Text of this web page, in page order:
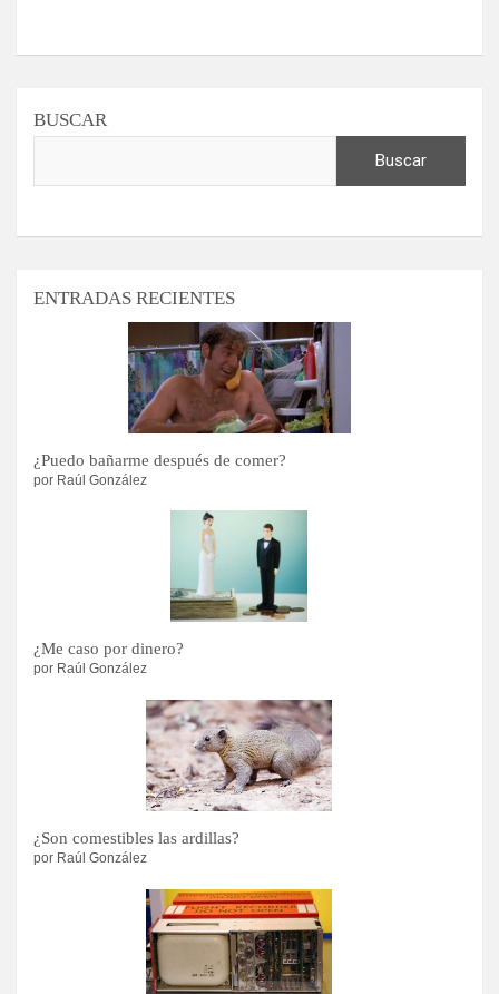
BUSCAR
Buscar
ENTRADAS RECIENTES
¿Puedo bañarme después de comer?
por Raúl González
¿Me caso por dinero?
por Raúl González
¿Son comestibles las ardillas?
por Raúl González